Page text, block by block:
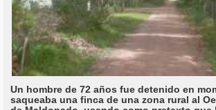
Un hombre de 72 años fue detenido en
saqueaba una finca de una zona rural al